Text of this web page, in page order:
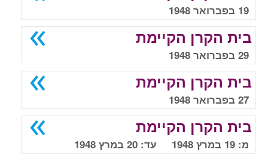
19 בפברואר 1948
בית הקרן הקיימת
29 בפברואר 1948
בית הקרן הקיימת
27 בפברואר 1948
בית הקרן הקיימת
מ: 19 במרץ 1948 עד: 20 במרץ 1948